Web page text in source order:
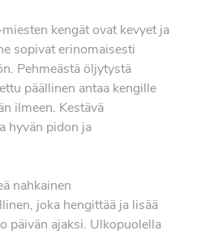
kengät ovat kevyet ja
sopivat erinomaisesti
Pehmeästä öljytystä
päällinen antaa kengille
ilmeen. Kestävä
hyvän pidon ja
nahkainen
joka hengittää ja lisää
päivän ajaksi. Ulkopuolella